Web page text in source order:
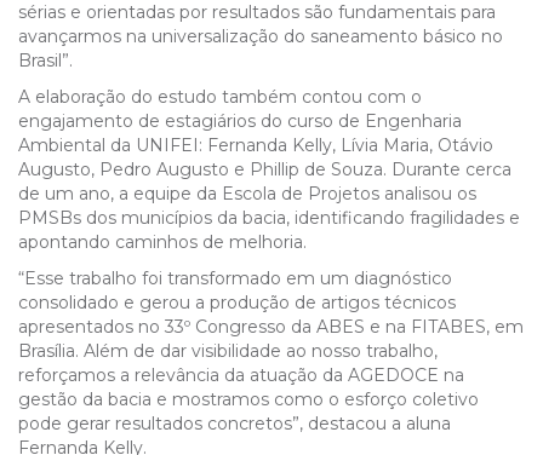
sérias e orientadas por resultados são fundamentais para
avançarmos na universalização do saneamento básico no
Brasil”.
A elaboração do estudo também contou com o
engajamento de estagiários do curso de Engenharia
Ambiental da UNIFEI: Fernanda Kelly, Lívia Maria, Otávio
Augusto, Pedro Augusto e Phillip de Souza. Durante cerca
de um ano, a equipe da Escola de Projetos analisou os
PMSBs dos municípios da bacia, identificando fragilidades e
apontando caminhos de melhoria.
“Esse trabalho foi transformado em um diagnóstico
consolidado e gerou a produção de artigos técnicos
apresentados no 33º Congresso da ABES e na FITABES, em
Brasília. Além de dar visibilidade ao nosso trabalho,
reforçamos a relevância da atuação da AGEDOCE na
gestão da bacia e mostramos como o esforço coletivo
pode gerar resultados concretos”, destacou a aluna
Fernanda Kelly.